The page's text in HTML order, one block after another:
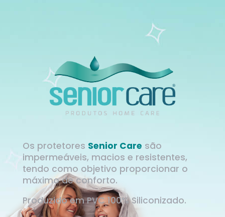
Os protetores Senior Care são
impermeáveis, macios e resistentes,
tendo como objetivo proporcionar o
máximo de conforto.
Produzido em PVC 100% Siliconizado.